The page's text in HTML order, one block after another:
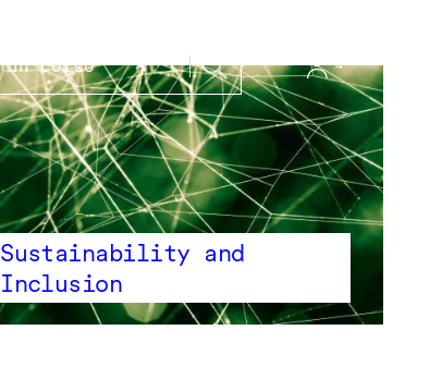
Sustainability and
Inclusion